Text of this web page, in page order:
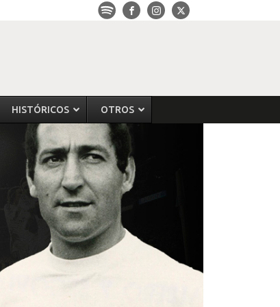
HISTÓRICOS OTROS